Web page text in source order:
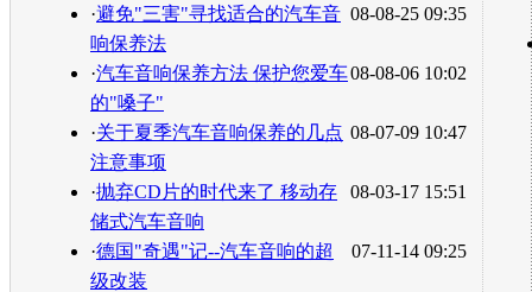
08-08-25 09:35
·避免"三害"寻找适合的汽车音
响保养法
08-08-06 10:02
·汽车音响保养方法 保护您爱车
的"嗓子"
08-07-09 10:47
·关于夏季汽车音响保养的几点
注意事项
08-03-17 15:51
·抛弃CD片的时代来了 移动存
储式汽车音响
07-11-14 09:25
·德国"奇遇"记--汽车音响的超
级改装